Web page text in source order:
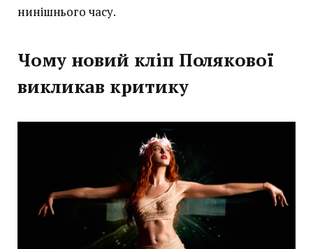
нинішнього часу.
Чому новий кліп Полякової
викликав критику